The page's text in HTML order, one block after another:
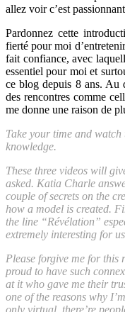
allez voir c’est
Pardonnez cette
fierté pour moi
fait confiance, avec
essentiel pour moi et
ce blog depuis 8 ans. Au
des rencontres comme
me donne une raison de
Take your time and
knowledge.
These three videos will
asked. Katia Charle
couple of secrets on the
how a model is created.
the line “Révélation”
extremely interesting for
Please forgive me for
proud to have such
at it who gave me their
one of the reasons why